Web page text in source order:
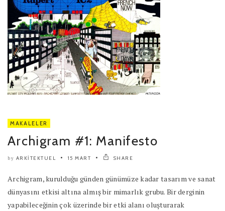
MAKALELER
Archigram #1: Manifesto
by ARKITEKTUEL 15 MART SHARE
Archigram, kurulduğu günden günümüze kadar tasarım ve sanat
dünyasını etkisi altına almış bir mimarlık grubu. Bir derginin
yapabileceğinin çok üzerinde bir etki alanı oluşturarak